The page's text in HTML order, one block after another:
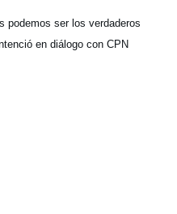
podemos ser los verdaderos
en diálogo con CPN